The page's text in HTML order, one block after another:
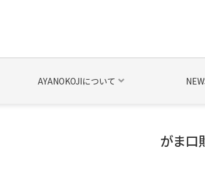
AYANOKOJIについて
ベルト・関連商品 新
がま口